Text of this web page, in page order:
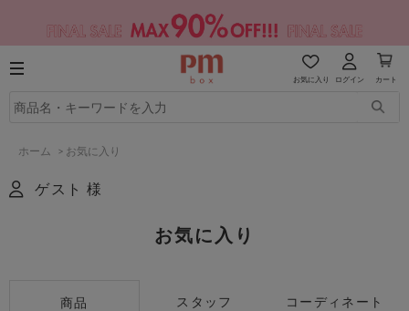
お気に入り ログイン カート
ホーム > お気に入り
ゲスト 様
お気に入り
商品 スタッフ コーディネート